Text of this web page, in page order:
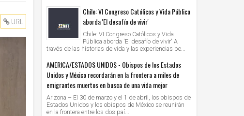
URL
Chile: VI Congreso Católicos y Vida Pública
aborda 'El desafío de vivir'
Chile: VI Congreso Católicos y Vida
Pública aborda 'El desafío de vivir' A
través de las historias de vida y las experiencias pe...
AMERICA/ESTADOS UNIDOS - Obispos de los Estados
Unidos y México recordarán en la frontera a miles de
emigrantes muertos en busca de una vida mejor
Arizona – El 30 de marzo y el 1 de abril, los obispos de
Estados Unidos y los obispos de México se reunirán
en la frontera entre los dos paí...